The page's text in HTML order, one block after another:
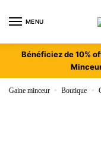
MENU
Bénéficiez de 10%
Gaine minceur » Boutique »